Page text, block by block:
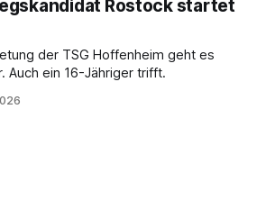
Rostock startet
der TSG Hoffenheim geht es
Auch ein 16-Jähriger trifft.